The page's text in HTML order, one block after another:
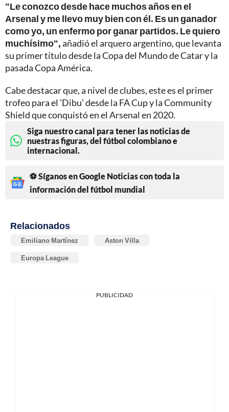
"Le conozco desde hace muchos años en el
Arsenal y me llevo muy bien con él. Es un ganador
como yo, un enfermo por ganar partidos. Le quiero
muchísimo",añadió el arquero argentino, que levanta
su primer título desde la Copa del Mundo de Catar y la
pasada Copa América.
Cabe destacar que, a nivel de clubes, este es el primer
trofeo para el 'Dibu' desde la FA Cup y la Community
Shield que conquistó en el Arsenal en 2020.
Siga nuestro canal para tener las noticias de
nuestras figuras, del fútbol colombiano e
internacional.
⚽ Síganos en Google Noticias con toda la
información del fútbol mundial
Relacionados
Emiliano Martínez Aston Villa
Europa League
PUBLICIDAD